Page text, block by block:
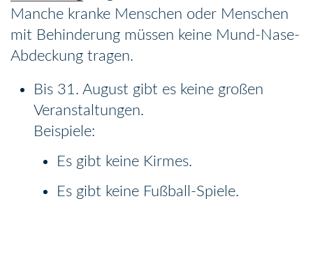
Manche kranke Menschen oder Menschen
mit Behinderung müssen keine Mund-Nase-
Abdeckung tragen.
Bis 31. August gibt es keine großen
Veranstaltungen.
Beispiele:
Es gibt keine Kirmes.
Es gibt keine Fußball-Spiele.